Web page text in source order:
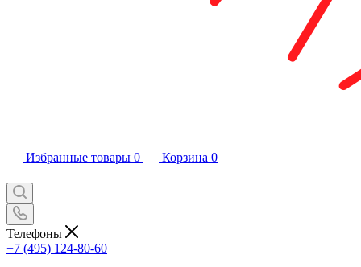
Избранные товары 0 Корзина 0
Телефоны
+7 (495) 124-80-60